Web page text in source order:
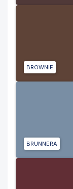
BROWNIE
BRUNNERA